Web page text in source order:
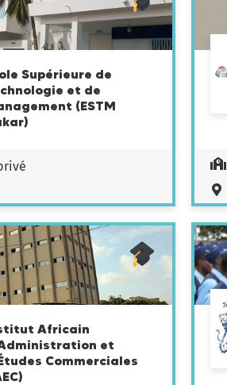
Supérieure de
et de
(ESTM
Africain
et
Commerciales